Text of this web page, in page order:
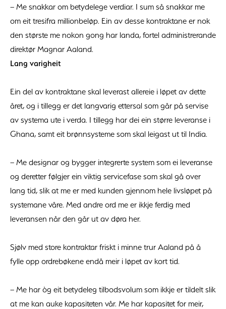
– Me snakkar om betydelege verdiar. I sum så snakkar me
om eit tresifra millionbeløp. Ein av desse kontraktane er nok
den største me nokon gong har landa, fortel administrerande
direktør Magnar Aaland.
Lang varigheit
Ein del av kontraktane skal leverast allereie i løpet av dette
året, og i tillegg er det langvarig ettersal som går på servise
av systema ute i verda. I tillegg har dei ein større leveranse i
Ghana, samt eit brønnsysteme som skal leigast ut til India.
– Me designar og bygger integrerte system som ei leveranse
og deretter følgjer ein viktig servicefase som skal gå over
lang tid, slik at me er med kunden gjennom hele livsløpet på
systemane våre. Med andre ord me er ikkje ferdig med
leveransen når den går ut av døra her.
Sjølv med store kontraktar friskt i minne trur Aaland på å
fylle opp ordrebøkene endå meir i løpet av kort tid.
– Me har òg eit betydeleg tilbodsvolum som ikkje er tildelt slik
at me kan auke kapasiteten vår. Me har kapasitet for meir,